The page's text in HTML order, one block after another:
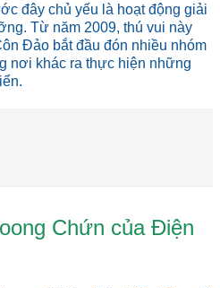
đây chủ yếu là hoạt động giải
Từ năm 2009, thú vui này
Đảo bắt đầu đón nhiều nhóm
nơi khác ra thực hiện những
Chứn của Điện